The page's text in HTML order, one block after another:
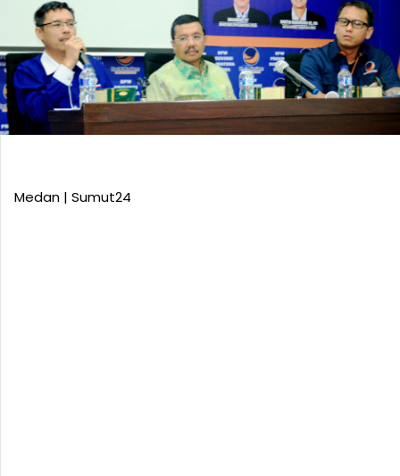
Medan | Sumut24